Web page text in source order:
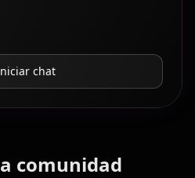
chat
comunidad